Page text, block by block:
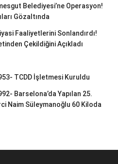
Belediyesi’ne Operasyon!
Gözaltında
Faaliyetlerini Sonlandırdı!
Çekildiğini Açıkladı
TCDD İşletmesi Kuruldu
Barselona’da Yapılan 25.
Naim Süleymanoğlu 60 Kiloda